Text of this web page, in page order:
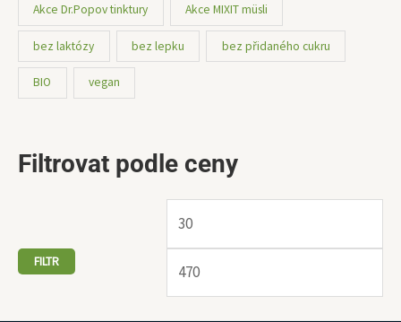
Akce Dr.Popov tinktury Akce MIXIT müsli
bez laktózy bez lepku bez přidaného cukru
BIO vegan
Filtrovat podle ceny
FILTR